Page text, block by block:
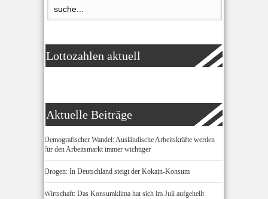
Lottozahlen aktuell
Aktuelle Beiträge
Demografischer Wandel: Ausländische Arbeitskräfte werden
für den Arbeitsmarkt immer wichtiger
Drogen: In Deutschland steigt der Kokain-Konsum
Wirtschaft: Das Konsumklima hat sich im Juli aufgehellt